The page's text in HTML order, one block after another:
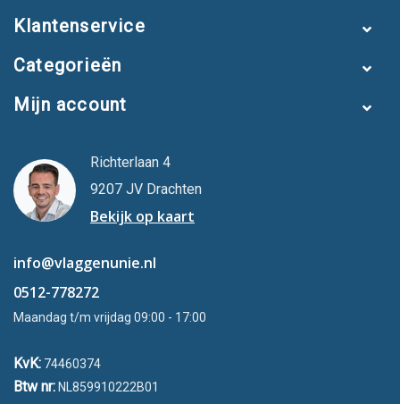
Klantenservice
Categorieën
Mijn account
Richterlaan 4
9207 JV Drachten
Bekijk op kaart
info@vlaggenunie.nl
0512-778272
Maandag t/m vrijdag 09:00 - 17:00
KvK: 74460374
Btw nr: NL859910222B01